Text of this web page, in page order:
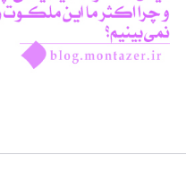
انسان و میل بی‌نهایت
انسان چه چیزی نیست؟
هدف خلقت و جایگاه انسان